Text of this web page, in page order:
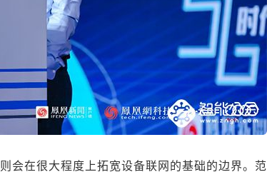
则会在很大程度上拓宽设备联网的基础的边界。范